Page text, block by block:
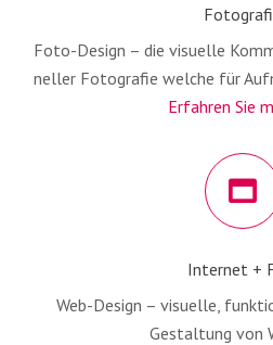
Foto-Design – die visu­el­le
nel­ler Foto­gra­fie wel­che für
Erfah­ren Sie
Internet +
Web-Design – visu­el­le,
Gestal­tung von